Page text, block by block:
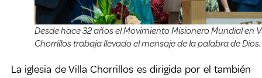
Desde hace 32 años el Movimiento Misionero Mundial en
Chorrillos trabaja llevado el mensaje de la palabra de Dios.
La iglesia de Villa Chorrillos es dirigida por el también